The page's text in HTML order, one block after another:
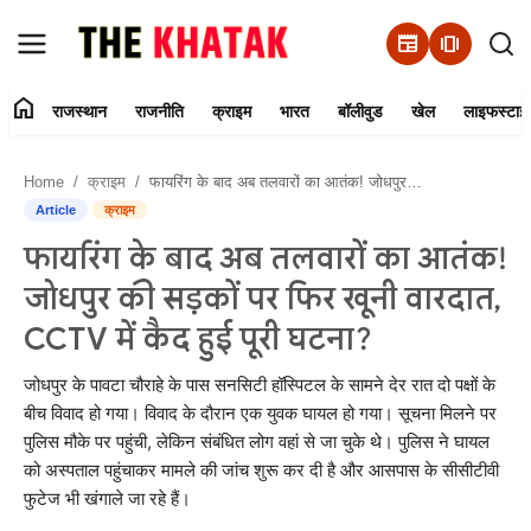
newspaper amp_stories
Contact Us
राजस्थान
राजनीति
क्राइम
भारत
बॉलीवुड
home राजस्थान राजनीति क्राइम भारत बॉलीवुड खेल
Home क्राइम फायरिंग के बाद अब तलवारों का आतंक! जोधपुर की सड़कों पर फिर खूनी वारदात, CCTV में कैद हुई पूरी घटना?
Article क्राइम
फायरिंग के बाद अब तलवारों का आतंक!
जोधपुर की सड़कों पर फिर खूनी वारदात,
CCTV में कैद हुई पूरी घटना?
जोधपुर के पावटा चौराहे के पास सनसिटी हॉस्पिटल के सामने देर रात दो पक्षों के
बीच विवाद हो गया। विवाद के दौरान एक युवक घायल हो गया। सूचना मिलने पर
पुलिस मौके पर पहुंची, लेकिन संबंधित लोग वहां से जा चुके थे। पुलिस ने घायल
को अस्पताल पहुंचाकर मामले की जांच शुरू कर दी है और आसपास के सीसीटीवी
फुटेज भी खंगाले जा रहे हैं।